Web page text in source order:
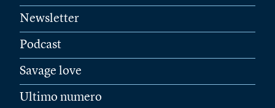
Newsletter
Podcast
Savage love
Ultimo numero